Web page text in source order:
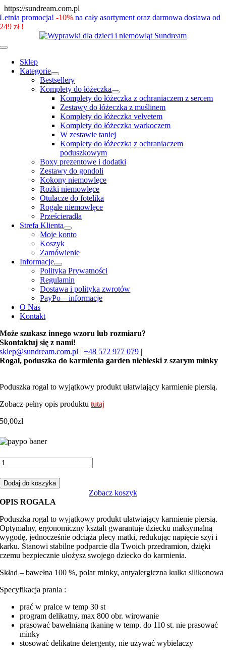
https://sundream.com.pl
to
Letnia promocja!-10% na cały asortyment oraz darmowa dostawa od
249 zł !
Toggle
Navigation
Sklep
Kategorie
Bestsellery
Komplety do łóżeczka
Komplety do łóżeczka z ochraniaczem z sercem
Zestawy do łóżeczka z muślinem
Komplety do łóżeczka velvetem
Komplety do łóżeczka warkoczem
W zestawie taniej
Komplety do łóżeczka z ochraniaczem
poduszkowym
Boxy prezentowe i dodatki
Zestawy do gondoli
Kokony niemowlęce
Rożki niemowlęce
Otulacze do fotelika
Rogale niemowlęce
Prześcieradła
Strefa Klienta
Moje konto
Koszyk
Zamówienie
Informacje
Polityka Prywatności
Regulamin
Dostawa i polityka zwrotów
PayPo – informacje
O Nas
Kontakt
Może szukasz innego wzoru lub rozmiaru?
Skontaktuj się z nami!
sklep@sundream.com.pl |+48 572 977 079 |
Rogal, poduszka do karmienia garden niebieski z szarym minky
Poduszka rogal to wyjątkowy produkt ułatwiający karmienie piersią.
Zobacz pełny opis produktututaj
50,00zł
Dodaj do koszyka
Zobacz koszyk
OPIS ROGALA
Poduszka rogal to wyjątkowy produkt ułatwiający karmienie piersią.
Optymalny, ergonomiczny kształt gwarantuje dziecku maksymalną
wygodę, jednocześnie odciąża plecy matki, redukując napięcie szyi i
karku. Stanowi stabilne podparcie dla Twoich przedramion, dzięki
czemu bezpiecznie ułożysz swojego dziecko do karmienia.
Skład – bawełna 100 %, polar minky, antyalergiczna kulka silikonowa
Specyfikacja prania :
prać w pralce w temp 30 st
program delikatny, max 800 obr. wirowanie
prasować bawełnianą tkaninę w temp. do 110 st. nie prasować
minky
stosować delikatne detergenty, nie używać wybielaczy